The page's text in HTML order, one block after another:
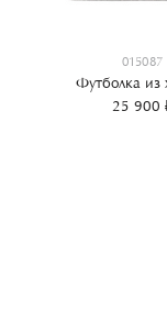
015087
Футболка из
25 900